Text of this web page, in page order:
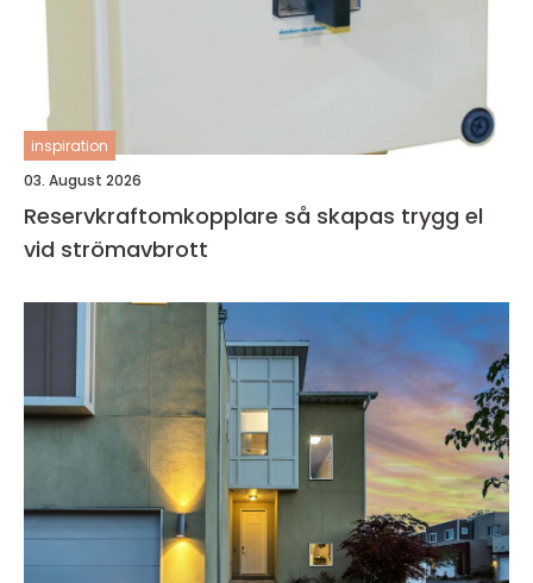
inspiration
03. August 2026
Reservkraftomkopplare så skapas trygg el
vid strömavbrott